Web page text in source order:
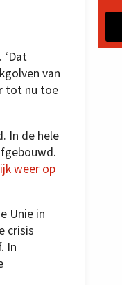
van
tot nu toe
In de hele
weer op
Unie in
crisis
In